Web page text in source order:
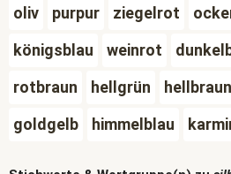
oliv
purpur ziegelrot
königsblau
weinrot
rotbraun
hellgrün hellbraun
goldgelb
himmelblau